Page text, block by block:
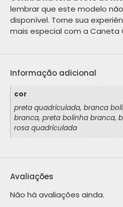
lembrar que este modelo
disponível. Torne sua
mais especial com a Caneta
Informação adicional
cor
preta quadriculada, branca
branca, preta bolinha branca,
rosa quadriculada
Avaliações
Não há avaliações ainda.